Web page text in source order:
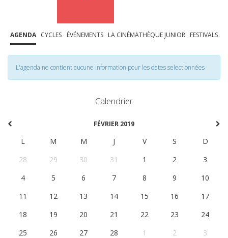
AGENDA CYCLES ÉVÉNEMENTS LA CINÉMATHÈQUE JUNIOR FESTIVALS
L'agenda ne contient aucune information pour les dates selectionnées
Calendrier
FÉVRIER 2019
L M M J V S
D
28
29 30 31 1 2
3
4
5 6 7 8 9
10
11
12 13 14 15 16
17
18
19 20 21 22 23
24
25
26 27 28 1 2 3